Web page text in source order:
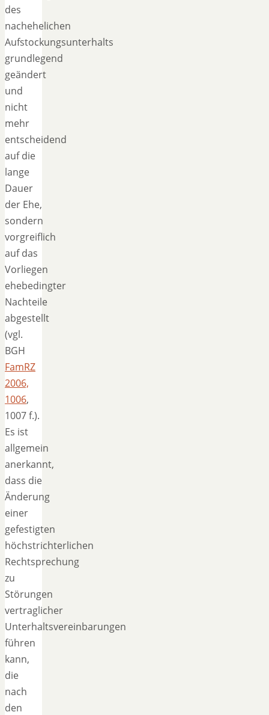
des
nachehelichen
Aufstockungsunterhalts
grundlegend
geändert
und
nicht
mehr
entscheidend
auf die
lange
Dauer
der Ehe,
sondern
vorgreiflich
auf das
Vorliegen
ehebedingter
Nachteile
abgestellt
(vgl.
BGH
FamRZ
2006,
1006,
1007 f.).
Es ist
allgemein
anerkannt,
dass die
Änderung
einer
gefestigten
höchstrichterlichen
Rechtsprechung
zu
Störungen
vertraglicher
Unterhaltsvereinbarungen
führen
kann,
die
nach
den